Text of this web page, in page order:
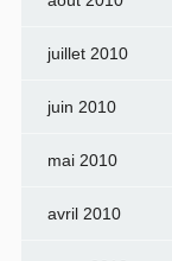
juillet 2010
juin 2010
mai 2010
avril 2010